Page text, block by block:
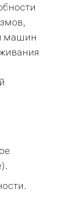
машин